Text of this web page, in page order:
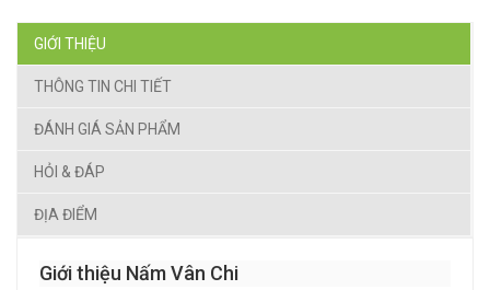
GIỚI THIỆU
THÔNG TIN CHI TIẾT
ĐÁNH GIÁ SẢN PHẨM
HỎI & ĐÁP
ĐỊA ĐIỂM
Giới thiệu Nấm Vân Chi